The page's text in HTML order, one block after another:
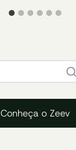
Conheça o Zeev